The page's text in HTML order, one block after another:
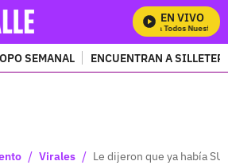
EN VIVO
Mira Todos Nuestros
SEMANAL ENCUENTRAN A
/ Virales / Le dijeron que ya había